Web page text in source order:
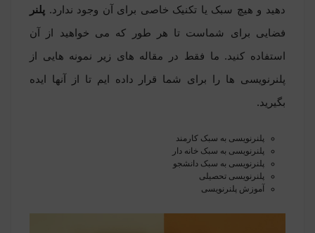
دهید و هیچ سبک یا تکنیک خاصی برای آن وجود ندارد. پلنر
فضایی برای شماست تا هر طور که می خواهید از آن
استفاده کنید. ما فقط در مقاله های زیر نمونه هایی از
پلنرنویسی ها را برای شما قرار داده ایم تا از آنها ایده
بگیرید.
پلنرنویسی به سبک کارمند
پلنرنویسی به سبک خانه دار
پلنرنویسی به سبک دانشجو
پلنرنویسی تحصیلی
آموزش پلنرنویسی